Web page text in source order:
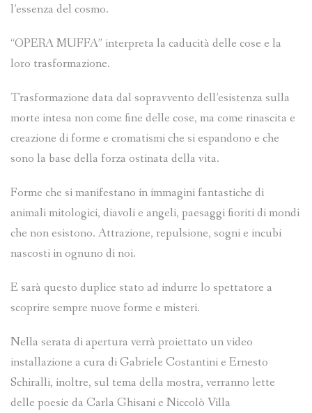
l’essenza del cosmo.
“OPERA MUFFA” interpreta la caducità delle cose e la
loro trasformazione.
Trasformazione data dal sopravvento dell’esistenza sulla
morte intesa non come fine delle cose, ma come rinascita e
creazione di forme e cromatismi che si espandono e che
sono la base della forza ostinata della vita.
Forme che si manifestano in immagini fantastiche di
animali mitologici, diavoli e angeli, paesaggi fioriti di mondi
che non esistono. Attrazione, repulsione, sogni e incubi
nascosti in ognuno di noi.
E sarà questo duplice stato ad indurre lo spettatore a
scoprire sempre nuove forme e misteri.
Nella serata di apertura verrà proiettato un video
installazione a cura di Gabriele Costantini e Ernesto
Schiralli, inoltre, sul tema della mostra, verranno lette
delle poesie da Carla Ghisani e Niccolò Villa